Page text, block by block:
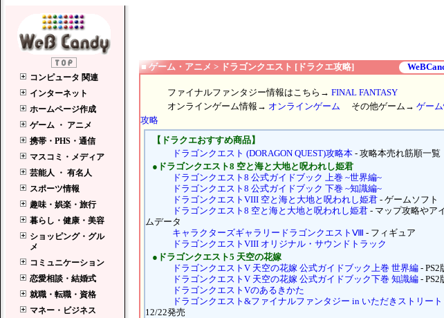
■ゲーム・アニメ > ドラゴンクエスト [ドラクエ攻略]
ファイナルファンタジー情報はこちら→ FINAL FANTASY
オンラインゲーム情報→ オンラインゲーム その他ゲーム→ ゲー
攻略
【ドラクエおすすめ商品】
ドラゴンクエスト (DORAGON QUEST)攻略本 - 攻略本売れ筋順一覧
●ドラゴンクエスト8 空と海と大地と呪われし姫君
ドラゴンクエスト8 公式ガイドブック 上巻 ~世界編~
ドラゴンクエスト8 公式ガイドブック 下巻 ~知識編~
ドラゴンクエストVIII 空と海と大地と呪われし姫君 - ゲームソフト
ドラゴンクエスト8 空と海と大地と呪われし姫君 - マップ攻略やア
ムデータ
キャラクターズギャラリードラゴンクエストⅧ - フィギュア
ドラゴンクエストVIII オリジナル・サウンドトラック
●ドラゴンクエスト5 天空の花嫁
ドラゴンクエストV 天空の花嫁 公式ガイドブック上巻 世界編 - PS2
ドラゴンクエストV 天空の花嫁 公式ガイドブック下巻 知識編 - PS2
ドラゴンクエストVのあるきかた
ドラゴンクエスト&ファイナルファンタジー in いただきストリート
12/22発売